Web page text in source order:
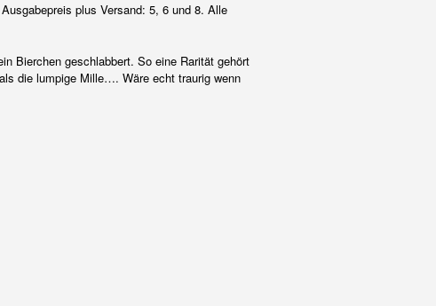
plus Versand: 5, 6 und 8. Alle
Bierchen geschlabbert. So eine Rarität gehört
die lumpige Mille…. Wäre echt traurig wenn